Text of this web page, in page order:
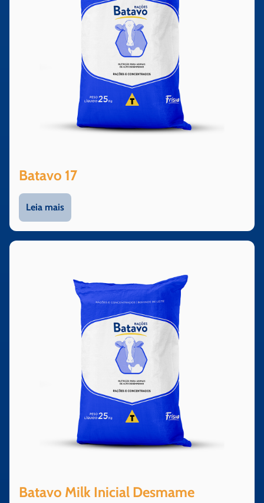
Batavo 17
Leia mais
Batavo Milk Inicial Desmame